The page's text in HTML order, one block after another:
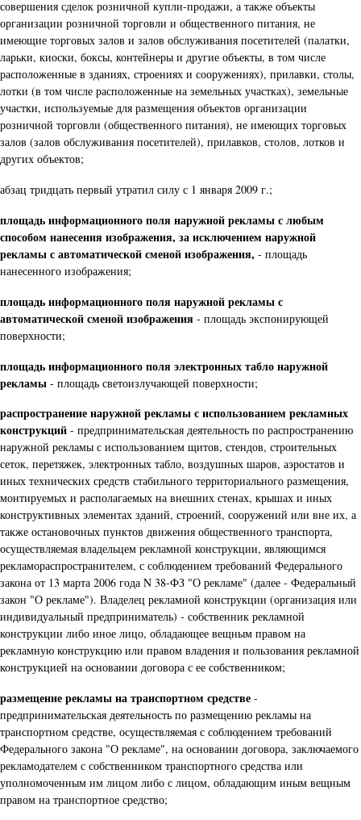
совершения сделок розничной купли-продажи, а также объекты
организации розничной торговли и общественного питания, не
имеющие торговых залов и залов обслуживания посетителей (палатки,
ларьки, киоски, боксы, контейнеры и другие объекты, в том числе
расположенные в зданиях, строениях и сооружениях), прилавки, столы,
лотки (в том числе расположенные на земельных участках), земельные
участки, используемые для размещения объектов организации
розничной торговли (общественного питания), не имеющих торговых
залов (залов обслуживания посетителей), прилавков, столов, лотков и
других объектов;
абзац тридцать первый утратил силу с 1 января 2009 г.;
площадь информационного поля наружной рекламы с любым
способом нанесения изображения, за исключением наружной
рекламы с автоматической сменой изображения, - площадь
нанесенного изображения;
площадь информационного поля наружной рекламы с
автоматической сменой изображения - площадь экспонирующей
поверхности;
площадь информационного поля электронных табло наружной
рекламы - площадь светоизлучающей поверхности;
распространение наружной рекламы с использованием рекламных
конструкций - предпринимательская деятельность по распространению
наружной рекламы с использованием щитов, стендов, строительных
сеток, перетяжек, электронных табло, воздушных шаров, аэростатов и
иных технических средств стабильного территориального размещения,
монтируемых и располагаемых на внешних стенах, крышах и иных
конструктивных элементах зданий, строений, сооружений или вне их, а
также остановочных пунктов движения общественного транспорта,
осуществляемая владельцем рекламной конструкции, являющимся
рекламораспространителем, с соблюдением требований Федерального
закона от 13 марта 2006 года N 38-ФЗ "О рекламе" (далее - Федеральный
закон "О рекламе"). Владелец рекламной конструкции (организация или
индивидуальный предприниматель) - собственник рекламной
конструкции либо иное лицо, обладающее вещным правом на
рекламную конструкцию или правом владения и пользования рекламной
конструкцией на основании договора с ее собственником;
размещение рекламы на транспортном средстве -
предпринимательская деятельность по размещению рекламы на
транспортном средстве, осуществляемая с соблюдением требований
Федерального закона "О рекламе", на основании договора, заключаемого
рекламодателем с собственником транспортного средства или
уполномоченным им лицом либо с лицом, обладающим иным вещным
правом на транспортное средство;